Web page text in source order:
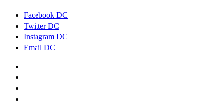
Facebook DC
Twitter DC
Instagram DC
Email DC